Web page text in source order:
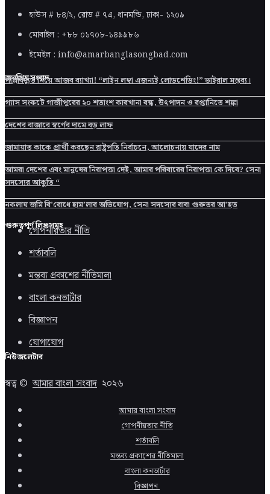
হাউস # ৮৪/২, রোড # ৭এ, ধানমন্ডি, ঢাকা- ১২০৯
মোবাইল : +৮৮ ০১৭০৮-১৪৯৯৮৬
ইমেইল : info@amarbanglasongbad.com
জনপ্রিয় সংবাদ
পল্লিবিদ্যুত নিয়ে আজব ব্যাখ্যা! “লাইন লম্বা এজন্যই লোডশেডিং!” ভাইরাল মন্তব্য।
গ্যাস সংকটে গাজীপুরের ২০ শতাংশ কারখানা বন্ধ, উৎপাদন ও রপ্তানিতে শঙ্কা
দেশের বাজারে স্বর্ণের দামে বড় লাফ
জামায়াত কাকে প্রার্থী করছেন রাষ্ট্রপতি নির্বাচনে, আলোচনায় যাদের নাম
আমরা দেশের এবং মানুষের নিরাপত্তা দেই, আমার পরিবারের নিরাপত্তা কে দিবে? সেনা
সদস্যের আকুতি “
নকলায় জমি বি’রোধে হাম’লার অভিযোগ, সেনা সদস্যের বাবা গুরুতর আ’হত
গুরুত্বপূর্ণ লিঙ্কসমূহ
গোপনীয়তার নীতি
শর্তাবলি
মন্তব্য প্রকাশের নীতিমালা
বাংলা কনভার্টার
বিজ্ঞাপন
যোগাযোগ
নিউজলেটার
স্বত্ব ©আমার বাংলা সংবাদ ২০২৬
আমার বাংলা সংবাদ
গোপনীয়তার নীতি
শর্তাবলি
মন্তব্য প্রকাশের নীতিমালা
বাংলা কনভার্টার
বিজ্ঞাপন